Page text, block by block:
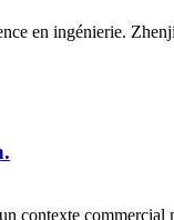
en ingénierie.
contexte